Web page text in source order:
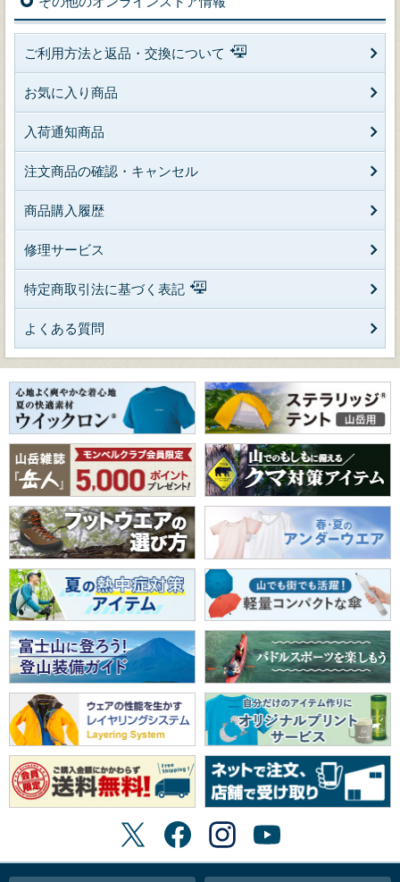
ご利用方法と返品・交換について
お気に入り商品
入荷通知商品
注文商品の確認・キャンセル
商品購入履歴
修理サービス
特定商取引法に基づく表記
よくある質問